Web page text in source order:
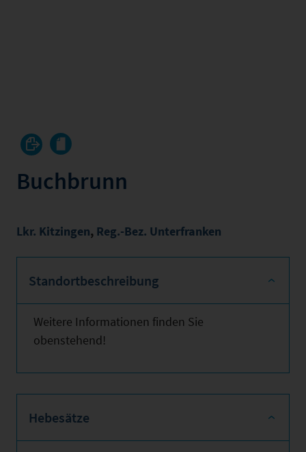
Buchbrunn
Lkr. Kitzingen, Reg.-Bez. Unterfranken
Standortbeschreibung
Weitere Informationen finden Sie
obenstehend!
Hebesätze